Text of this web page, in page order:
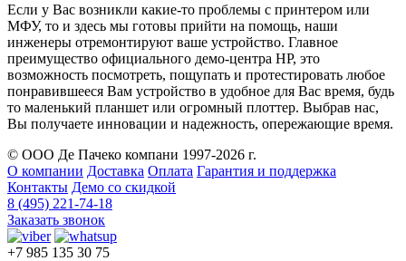
Если у Вас возникли какие-то проблемы с принтером или
МФУ, то и здесь мы готовы прийти на помощь, наши
инженеры отремонтируют ваше устройство. Главное
преимущество официального демо-центра HP, это
возможность посмотреть, пощупать и протестировать любое
понравившееся Вам устройство в удобное для Вас время, будь
то маленький планшет или огромный плоттер. Выбрав нас,
Вы получаете инновации и надежность, опережающие время.
© ООО Де Пачеко компани 1997-2026 г.
О компании Доставка Оплата Гарантия и поддержка
Контакты Демо со скидкой
8 (495) 221-74-18
Заказать звонок
+7 985 135 30 75